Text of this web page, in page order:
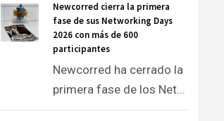
Newcorred cierra la primera
fase de sus Networking Days
2026 con más de 600
participantes
Newcorred ha cerrado la
primera fase de los Net...